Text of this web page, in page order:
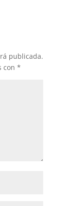
publicada.
con *